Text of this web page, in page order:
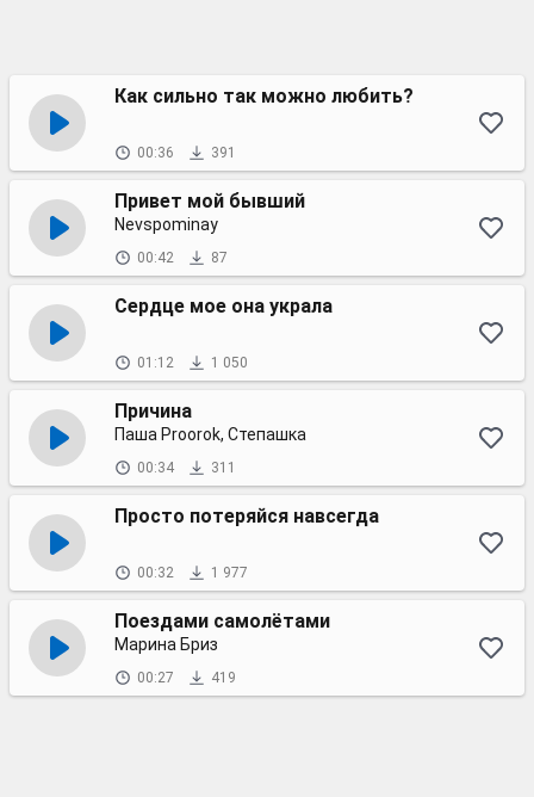
Как сильно так можно любить?
00:36 391
Привет мой бывший
Nevspominay
00:42 87
Сердце мое она украла
01:12 1 050
Причина
Паша Proorok, Степашка
00:34 311
Просто потеряйся навсегда
00:32 1 977
Поездами самолётами
Марина Бриз
00:27 419